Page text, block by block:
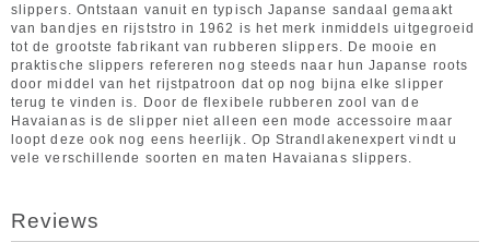
slippers. Ontstaan vanuit en typisch Japanse sandaal gemaakt
van bandjes en rijststro in 1962 is het merk inmiddels uitgegroeid
tot de grootste fabrikant van rubberen slippers. De mooie en
praktische slippers refereren nog steeds naar hun Japanse roots
door middel van het rijstpatroon dat op nog bijna elke slipper
terug te vinden is. Door de flexibele rubberen zool van de
Havaianas is de slipper niet alleen een mode accessoire maar
loopt deze ook nog eens heerlijk. Op Strandlakenexpert vindt u
vele verschillende soorten en maten Havaianas slippers.
Reviews